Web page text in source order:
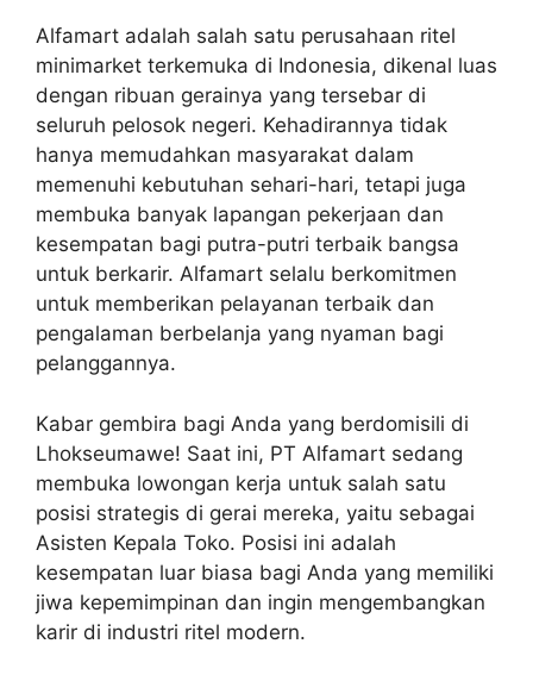
Alfamart adalah salah satu perusahaan ritel
minimarket terkemuka di Indonesia, dikenal luas
dengan ribuan gerainya yang tersebar di
seluruh pelosok negeri. Kehadirannya tidak
hanya memudahkan masyarakat dalam
memenuhi kebutuhan sehari-hari, tetapi juga
membuka banyak lapangan pekerjaan dan
kesempatan bagi putra-putri terbaik bangsa
untuk berkarir. Alfamart selalu berkomitmen
untuk memberikan pelayanan terbaik dan
pengalaman berbelanja yang nyaman bagi
pelanggannya.
Kabar gembira bagi Anda yang berdomisili di
Lhokseumawe! Saat ini, PT Alfamart sedang
membuka lowongan kerja untuk salah satu
posisi strategis di gerai mereka, yaitu sebagai
Asisten Kepala Toko. Posisi ini adalah
kesempatan luar biasa bagi Anda yang memiliki
jiwa kepemimpinan dan ingin mengembangkan
karir di industri ritel modern.